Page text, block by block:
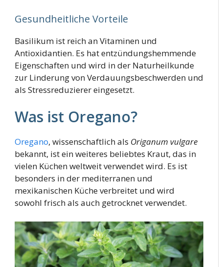
Gesundheitliche Vorteile
Basilikum ist reich an Vitaminen und
Antioxidantien. Es hat entzündungshemmende
Eigenschaften und wird in der Naturheilkunde
zur Linderung von Verdauungsbeschwerden und
als Stressreduzierer eingesetzt.
Was ist Oregano?
Oregano, wissenschaftlich als Origanum vulgare
bekannt, ist ein weiteres beliebtes Kraut, das in
vielen Küchen weltweit verwendet wird. Es ist
besonders in der mediterranen und
mexikanischen Küche verbreitet und wird
sowohl frisch als auch getrocknet verwendet.